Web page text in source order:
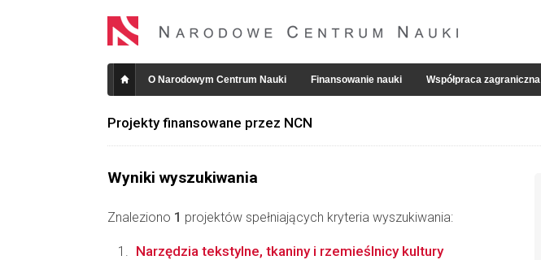
O Narodowym Centrum Nauki Finansowanie nauki Współpraca zagraniczna
Projekty finansowane przez NCN
Wyniki wyszukiwania
Znaleziono 1 projektów spełniających kryteria wyszukiwania:
Narzędzia tekstylne, tkaniny i rzemieślnicy kultury